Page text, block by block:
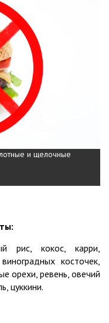
и щелочные
рис, кокос, карри,
косточек,
орехи, ревень, овечий
цуккини.